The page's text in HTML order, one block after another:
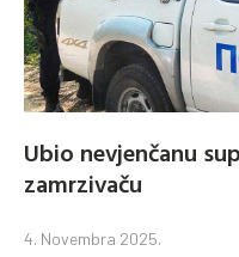
Ubio nevjenčanu
zamrzivaču
4. Novembra 2025.